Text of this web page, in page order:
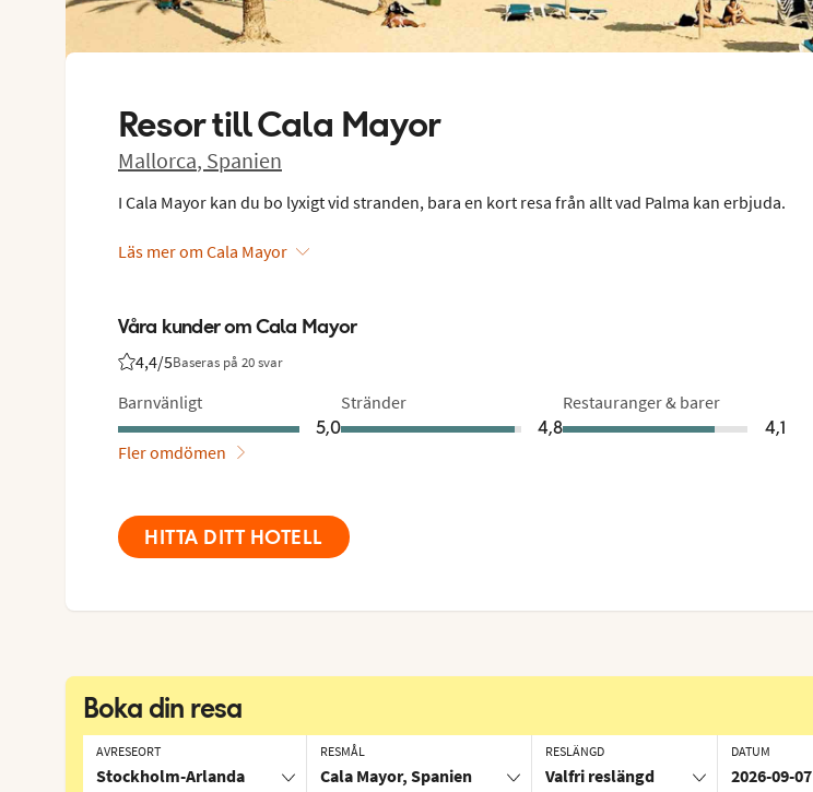
Resor tillCala Mayor
Mallorca, Spanien
I Cala Mayor kan du bo lyxigt vid stranden, bara en kort resa från allt vad Palma kan erbjuda.
Läs mer om Cala Mayor
Våra kunder om Cala Mayor
4,4/5Baseras på 20 svar
Betyg från Vings gäster: 4.4/5
Barnvänligt
5,0
Stränder
4,8
Restauranger & barer
4,1
Fler omdömen
HITTA DITT HOTELL
Boka din resa
AVRESEORT
Stockholm-Arlanda
RESMÅL
Cala Mayor, Spanien
RESLÄNGD
Valfri reslängd
DATUM
2026-09-07